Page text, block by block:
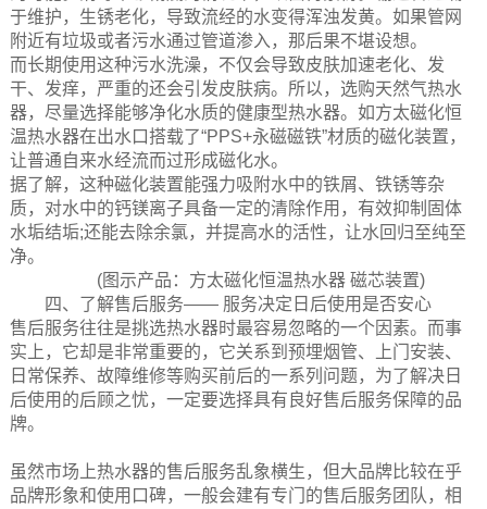
于维护，生锈老化，导致流经的水变得浑浊发黄。如果管网
附近有垃圾或者污水通过管道渗入，那后果不堪设想。
而长期使用这种污水洗澡，不仅会导致皮肤加速老化、发
干、发痒，严重的还会引发皮肤病。所以，选购天然气热水
器，尽量选择能够净化水质的健康型热水器。如方太磁化恒
温热水器在出水口搭载了“PPS+永磁磁铁”材质的磁化装置，
让普通自来水经流而过形成磁化水。
据了解，这种磁化装置能强力吸附水中的铁屑、铁锈等杂
质，对水中的钙镁离子具备一定的清除作用，有效抑制固体
水垢结垢;还能去除余氯，并提高水的活性，让水回归至纯至
净。
(图示产品：方太磁化恒温热水器 磁芯装置)
四、了解售后服务—— 服务决定日后使用是否安心
售后服务往往是挑选热水器时最容易忽略的一个因素。而事
实上，它却是非常重要的，它关系到预埋烟管、上门安装、
日常保养、故障维修等购买前后的一系列问题，为了解决日
后使用的后顾之忧，一定要选择具有良好售后服务保障的品
牌。
虽然市场上热水器的售后服务乱象横生，但大品牌比较在乎
品牌形象和使用口碑，一般会建有专门的售后服务团队，相